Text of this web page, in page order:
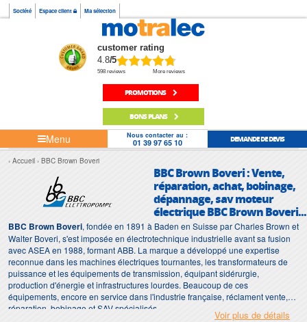
Société Espace client Ma sélection
customer rating
4.8/5
598 reviews More reviews
PROMOTIONS
BONS PLANS
Menu Nous contacter au :
01 39 97 65 10 DEMANDE DE DEVIS
Accueil BBC Brown Boveri
BBC Brown Boveri : Vente,
réparation, achat, bobinage,
dépannage, sav moteur
électrique BBC Brown Boveri...
BBC Brown Boveri, fondée en 1891 à Baden en Suisse par Charles Brown et
Walter Boveri, s'est imposée en électrotechnique industrielle avant sa fusion
avec ASEA en 1988, formant ABB. La marque a développé une expertise
reconnue dans les machines électriques tournantes, les transformateurs de
puissance et les équipements de transmission, équipant sidérurgie,
production d'énergie et infrastructures lourdes. Beaucoup de ces
équipements, encore en service dans l'industrie française, réclament vente,
réparation, bobinage et SAV spécialisés.
Voir plus de détails